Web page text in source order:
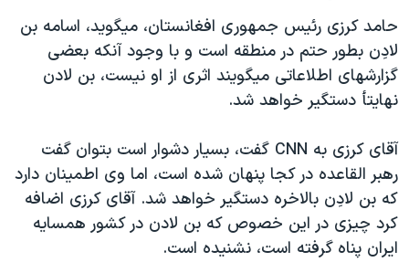
صفحه
اصلی
جهش
جستجو
جهان
ورزشی
گزیده‌ها
ویدیوها
فرهنگ و زندگی
حقوق شهروندی
اقتصادی
صفحه‌های ویژه
جام جهانی ۲۰۲۶
عملیات خشم حماسی
بایگانی برنامه‌های تلویزیونی
مستندها
انتخابات ریاست جمهوری آمریکا ۲۰۲۴
حمله جمهوری اسلامی به اسرائیل
فرکانس‌های صدای آمریکا
پخش رادیویی
دنبال کنید
حامد كرزی رئيس جمهوری افغانستان، ميگويد، اسامه بن
لادِن بطور حتم در منطقه است و با وجود آنکه بعضی
گزارشهای اطلاعاتی ميگويند اثری از او نيست، بن لادن
نهايتأ دستگير خواهد شد.
آقای کرزی به CNN گفت، بسيار دشوار است بتوان گفت
رهبر القاعده در کجا پنهان شده است، اما وی اطمينان دارد
که بن لادِن بالاخره دستگير خواهد شد. آقای کرزی اضافه
کرد چيزی در اين خصوص که بن لادن در کشور همسايه
ايران پناه گرفته است، نشنيده است.